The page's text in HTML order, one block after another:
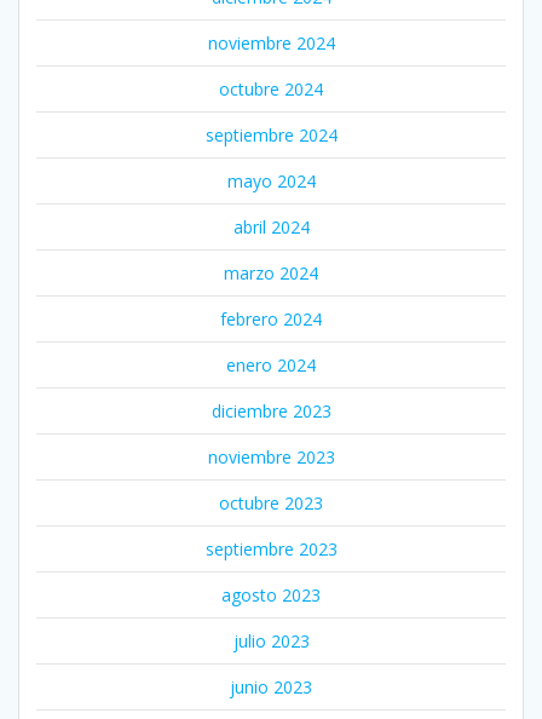
noviembre 2024
octubre 2024
septiembre 2024
mayo 2024
abril 2024
marzo 2024
febrero 2024
enero 2024
diciembre 2023
noviembre 2023
octubre 2023
septiembre 2023
agosto 2023
julio 2023
junio 2023